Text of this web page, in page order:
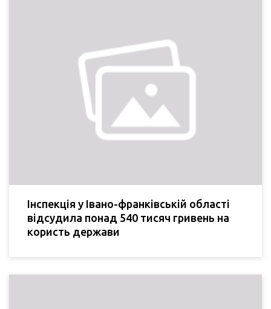
Інспекція у Івано-франківській області
відсудила понад 540 тисяч гривень на
користь держави